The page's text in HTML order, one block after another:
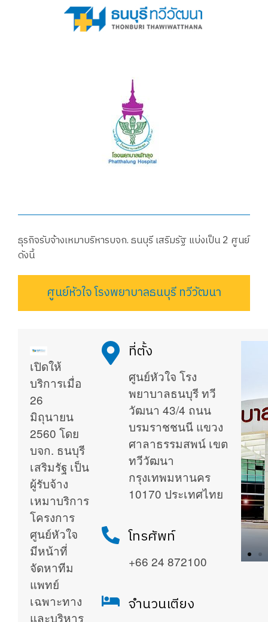
ธุรกิจรับจ้างเหมาบริหารบจก. ธนบุรี เสริมรัฐ แบ่งเป็น 2 ศูนย์
ดังนี้
ศูนย์หัวใจ โรงพยาบาลธนบุรี ทวีวัฒนา
เปิดให้
บริการเมื่อ
26
มิถุนายน
2560 โดย
บจก. ธนบุรี
เสริมรัฐ เป็น
ผู้รับจ้าง
เหมาบริการ
โครงการ
ศูนย์หัวใจ
มีหน้าที่
จัดหาทีม
แพทย์
เฉพาะทาง
และบริหาร
ที่ตั้ง
ศูนย์หัวใจ โรง
พยาบาลธนบุรี ทวี
วัฒนา 43/4 ถนน
บรมราชชนนี แขวง
ศาลาธรรมสพน์ เขต
ทวีวัฒนา
กรุงเทพมหานคร
10170 ประเทศไทย
โทรศัพท์
+66 24 872100
จำนวนเตียง